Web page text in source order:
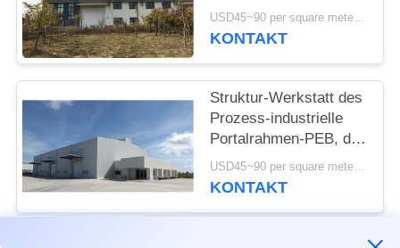
Workshop Buildings
USD45~90 per square meter MOQ:1000 Quadratmeter
KONTAKT
Struktur-Werkstatt des
Prozess-industrielle
Portalrahmen-PEB, die
Iso-Norm aufbaut
USD45~90 per square meter MOQ:1000 Quadratmeter
KONTAKT